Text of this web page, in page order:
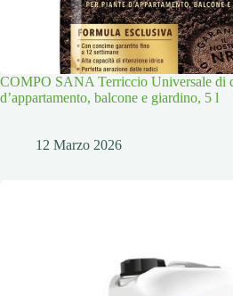
COMPO SANA Terriccio Universale di
d’appartamento, balcone e giardino, 5 l
12 Marzo 2026